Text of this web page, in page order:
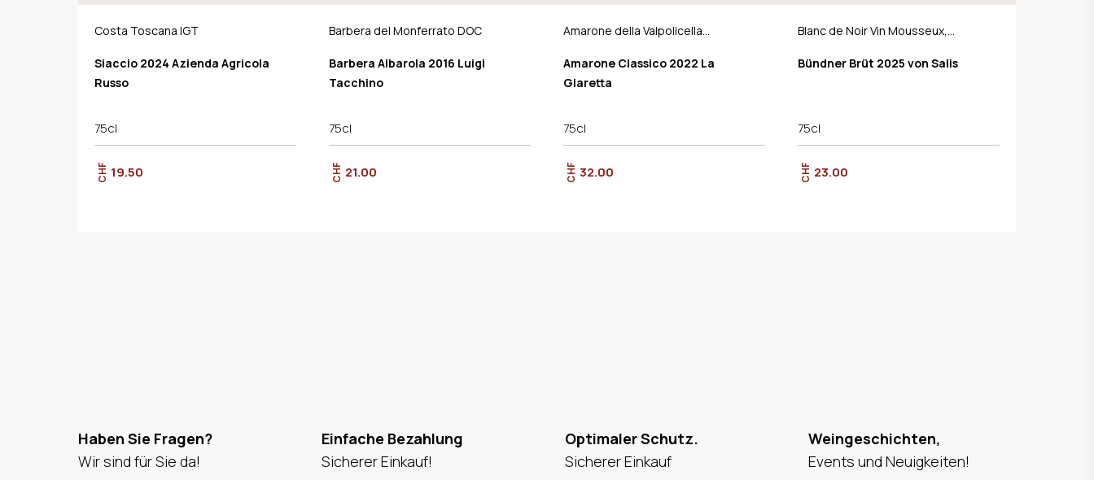
Costa Toscana IGT
Siaccio 2024 Azienda Agricola
Russo
75cl
CHF 19.50
Barbera del Monferrato DOC
Barbera Albarola 2016 Luigi
Tacchino
75cl
CHF 21.00
Amarone della Valpolicella
Amarone Classico 2022 La
Giaretta
75cl
CHF 32.00
Blanc de Noir Vin Mousseux,
Bündner Brüt 2025 von Salis
75cl
CHF 23.00
Haben Sie Fragen?
Wir sind für Sie da!
Einfache Bezahlung
Sicherer Einkauf!
Optimaler Schutz.
Sicherer Einkauf
Weingeschichten,
Events und Neuigkeiten!